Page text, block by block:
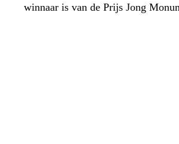
winnaar is van de Prijs Jong